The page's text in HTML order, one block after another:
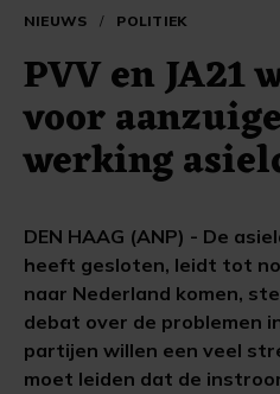
NIEUWS / POLITIEK
PVV en JA21
voor
werking
DEN HAAG (ANP) - De
heeft gesloten, leidt tot
naar Nederland komen,
debat over de problemen
partijen willen een veel
moet leiden dat de